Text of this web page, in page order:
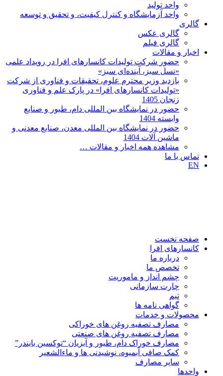
واحد تولید
واحد آزمایشگاه و کنترل کیفیت، و تحقیق و توسعه
گالری
گالری عکس
گالری فیلم
اخبار و مقالات
حضور شرکت تولیدات کانسارهای افرا در رویداد علمی
«نسل سبز، آینده‌ای سبز»
بازدید وزیر محترم علوم، تحقیقات و فناوری از شرکت
«تولیدات کانسارهای افرا» در پارک علم و فناوری
زنجان 1405
حضور در نمایشگاه بین المللی دام، طیور و صنایع
وابسته 1404
حضور در نمایشگاه بین المللی معدن، صنایع معدنی و
ماشین آلات 1404
مشاهده همه اخبار و مقالات …
تماس با ما
EN
صفحه نخست
کانسارهای افرا
درباره ما
تخصص ما
چشم انداز و ماموریت
چارت سازمانی
تیم
گواهی نامه ها
محصولات و خدمات
مصارف تصفیه روغن های خوراکی
مصارف تصفیه روغن های صنعتی
مصارف خوراک دام، طیور و آبزیان “توکسین بایندر”
کمک صافی آبمیوه، نوشیدنی ها و ماءالشعیر
سایر مصارف
واحدها